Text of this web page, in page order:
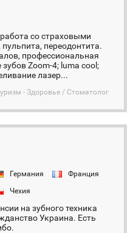
со страховыми
переодонтита.
профессиональная
Zoom-4; luma cool;
лазер...
- Здоровье / Стоматолог
Германия
Франция
Чехия
на зубного техника
Украина. Есть